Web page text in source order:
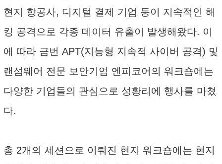
현지 항공사, 디지털 결제 기업 등이 지속적인 해
킹 공격으로 각종 데이터 유출이 발생해왔다. 이
에 따라 금번 APT(지능형 지속적 사이버 공격) 및
랜섬웨어 전문 보안기업 엔피코어의 워크숍에는
다양한 기업들의 관심으로 성황리에 행사를 마쳤
다.
총 2개의 세션으로 이뤄진 현지 워크숍에는 현지